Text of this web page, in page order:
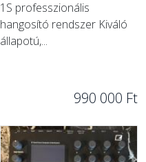
1S professzionális
hangosító rendszer Kiváló
állapotú,...
990 000 Ft